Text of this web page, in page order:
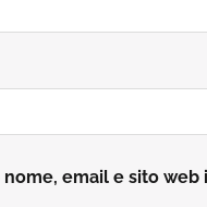
nome, email e sito